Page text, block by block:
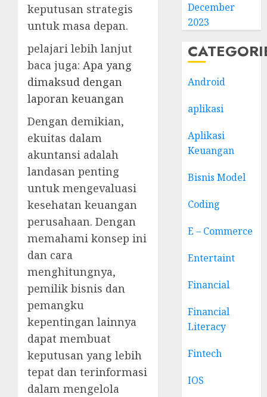
keputusan strategis
untuk masa depan.
pelajari lebih lanjut
baca juga: Apa yang
dimaksud dengan
laporan keuangan
Dengan demikian,
ekuitas dalam
akuntansi adalah
landasan penting
untuk mengevaluasi
kesehatan keuangan
perusahaan. Dengan
memahami konsep ini
dan cara
menghitungnya,
pemilik bisnis dan
pemangku
kepentingan lainnya
dapat membuat
keputusan yang lebih
tepat dan terinformasi
dalam mengelola
December
2023
Android
aplikasi
Aplikasi
Keuangan
Bisnis Model
Coding
E – Commerce
Entertaint
Financial
Financial
Literacy
Fintech
IOS